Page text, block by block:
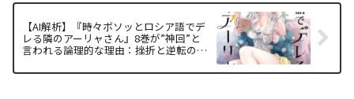
【AI解析】『時々ボソッとロシア語でデ
レる隣のアーリャさん』8巻が”神回”と
言われる論理的な理由：挫折と逆転のカ
し】